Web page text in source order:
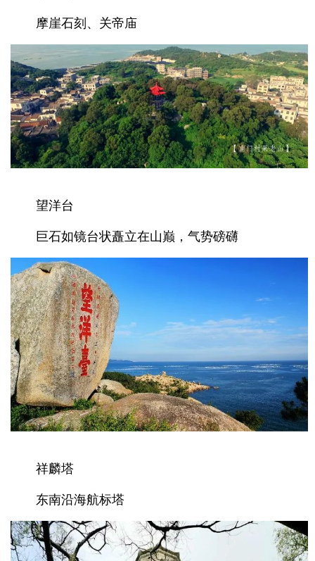
摩崖石刻、关帝庙
望洋台
巨石如镜台状矗立在山巅，气势磅礴
祥麟塔
东南沿海航标塔